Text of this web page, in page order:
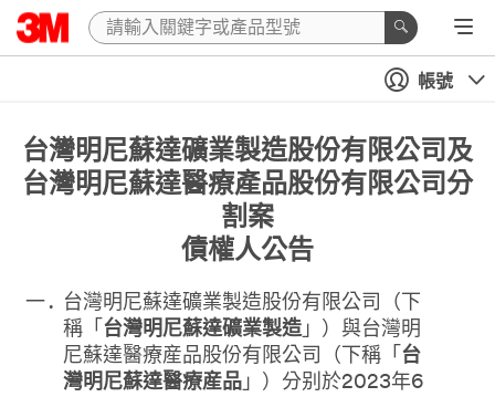
帳號
台灣明尼蘇達礦業製造股份有限公司及
台灣明尼蘇達醫療產品股份有限公司分
割案
債權人公告
台灣明尼蘇達礦業製造股份有限公司（下
稱「 台灣明尼蘇達礦業製造」）與台灣明
尼蘇達醫療産品股份有限公司（下稱「 台
灣明尼蘇達醫療産品」）分别於2023年6